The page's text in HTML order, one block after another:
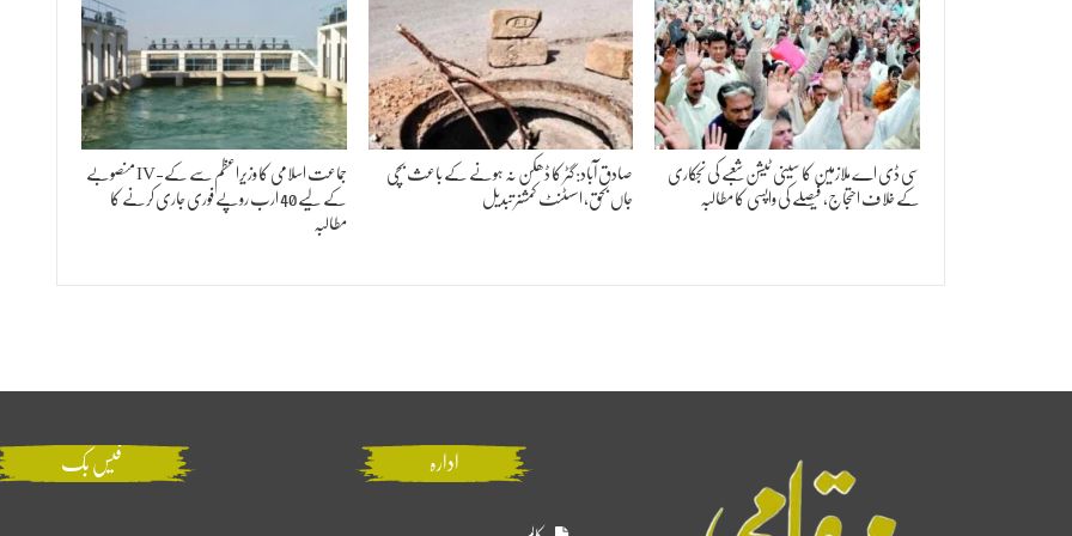
سی ڈی اے ملازمین کا سینی ٹیشن شعبے کی نجکاری
کے خلاف احتجاج، فیصلے کی واپسی کا مطالبہ
صادق آباد: گٹر کا ڈھکن نہ ہونے کے باعث بچی
جاں بحق، اسسٹنٹ کمشنر تبدیل
جماعت اسلامی کا وزیراعظم سے کے-IV منصوبے
کے لیے 40 ارب روپے فوری جاری کرنے کا
مطالبہ
ادارہ فیس بک